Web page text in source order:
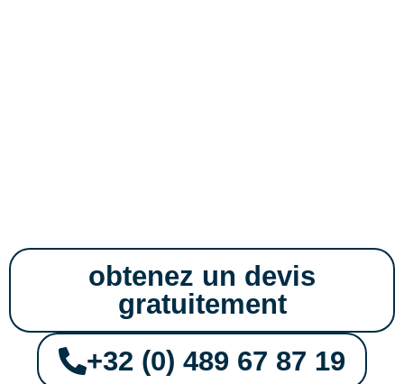
obtenez un devis
gratuitement
+32 (0) 489 67 87 19